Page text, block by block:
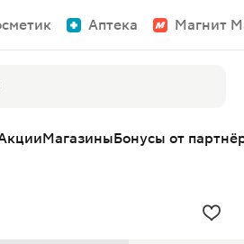
Аптека Магнит
МагазиныБонусы от